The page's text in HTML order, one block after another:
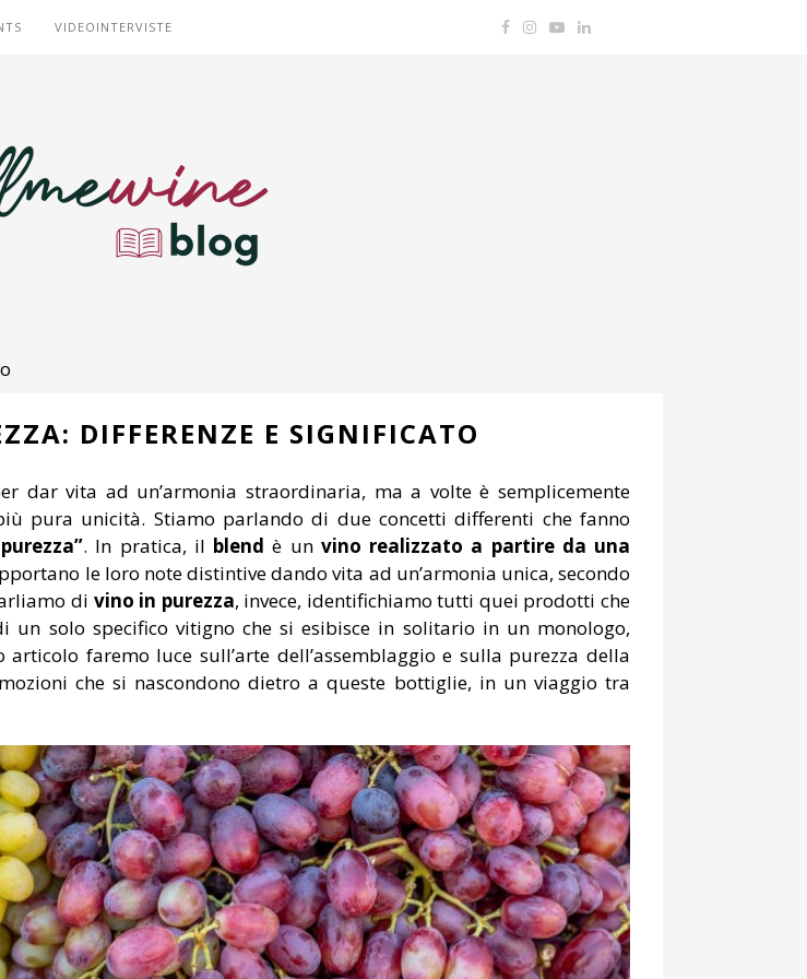
VIDEOINTERVISTE
DIFFERENZE E SIGNIFICATO
dar vita ad un’armonia straordinaria, ma a volte è semplicemente
pura unicità. Stiamo parlando di due concetti differenti che fanno
. In pratica, il blend è un vino realizzato a partire da una
le loro note distintive dando vita ad un’armonia unica, secondo
di vino in purezza, invece, identifichiamo tutti quei prodotti che
un solo specifico vitigno che si esibisce in solitario in un monologo,
faremo luce sull’arte dell’assemblaggio e sulla purezza della
che si nascondono dietro a queste bottiglie, in un viaggio tra